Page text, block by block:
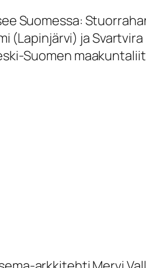
Suomessa:
(Lapinjärvi) ja Svartvira
Suomen